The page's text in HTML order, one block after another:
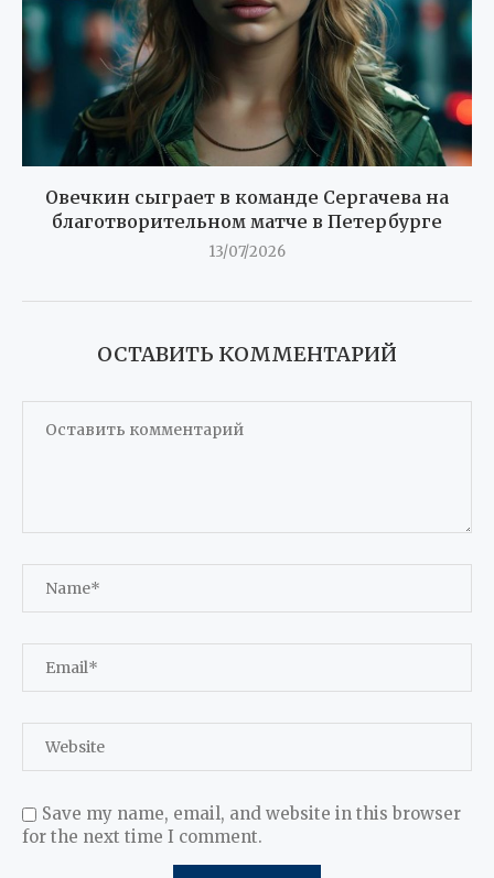
Овечкин сыграет в команде Сергачева на
благотворительном матче в Петербурге
13/07/2026
ОСТАВИТЬ КОММЕНТАРИЙ
Save my name, email, and website in this browser
for the next time I comment.